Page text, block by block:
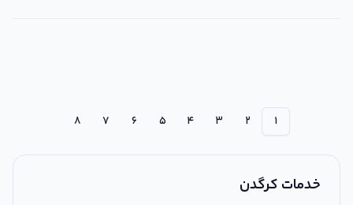
۱ ۲ ۳ ۴ ۵ ۶ ۷ ۸
خدمات کرگدن